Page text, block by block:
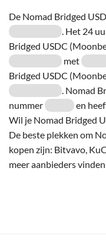
De Nomad Bridged
. Het 24
Bridged USDC
met
Bridged USDC
. Nomad
nummer
en
Wil je Nomad Bridged
De beste plekken om
kopen zijn: Bitvavo,
meer aanbieders